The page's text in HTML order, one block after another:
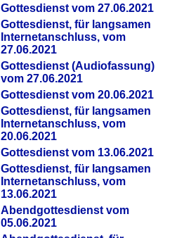
Gottesdienst vom 27.06.2021
Gottesdienst, für langsamen
Internetanschluss, vom
27.06.2021
Gottesdienst (Audiofassung)
vom 27.06.2021
Gottesdienst vom 20.06.2021
Gottesdienst, für langsamen
Internetanschluss, vom
20.06.2021
Gottesdienst vom 13.06.2021
Gottesdienst, für langsamen
Internetanschluss, vom
13.06.2021
Abendgottesdienst vom
05.06.2021